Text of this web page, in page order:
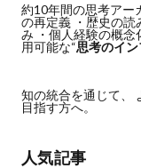
約10年間の思考アー
の再定義 ・歴史の読
み ・個人経験の概念
用可能な“思考のイン
知の統合を通じて、
目指す方へ。
人気記事